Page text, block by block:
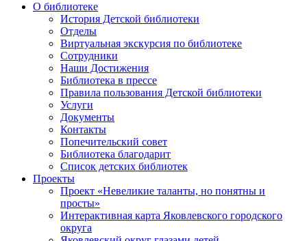
О библиотеке
История Детской библиотеки
Отделы
Виртуальная экскурсия по библиотеке
Сотрудники
Наши Достижения
Библиотека в прессе
Правила пользования Детской библиотеки
Услуги
Документы
Контакты
Попечительский совет
Библиотека благодарит
Список детских библиотек
Проекты
Проект «Невеликие таланты, но понятны и
просты»
Интерактивная карта Яковлевского городского
округа